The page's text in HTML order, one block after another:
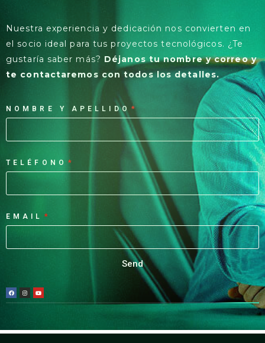
Nuestra experiencia y dedicación nos convierten en
el socio ideal para tus proyectos tecnológicos. ¿Te
gustaría saber más? Déjanos tu nombre y correo y
te contactaremos con todos los detalles.
NOMBRE Y APELLIDO
TELÉFONO
EMAIL
Send